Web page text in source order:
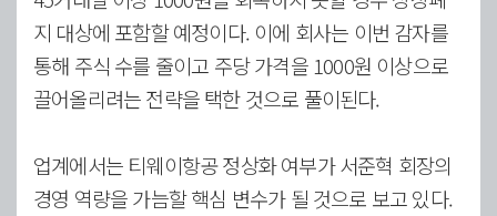
지 대상에 포함할 예정이다. 이에 회사는 이번 감자를
통해 주식 수를 줄이고 주당 가격을 1000원 이상으로
끌어올리려는 전략을 택한 것으로 풀이된다.
업계에서는 티웨이항공 정상화 여부가 서준혁 회장의
경영 역량을 가늠할 핵심 변수가 될 것으로 보고 있다.